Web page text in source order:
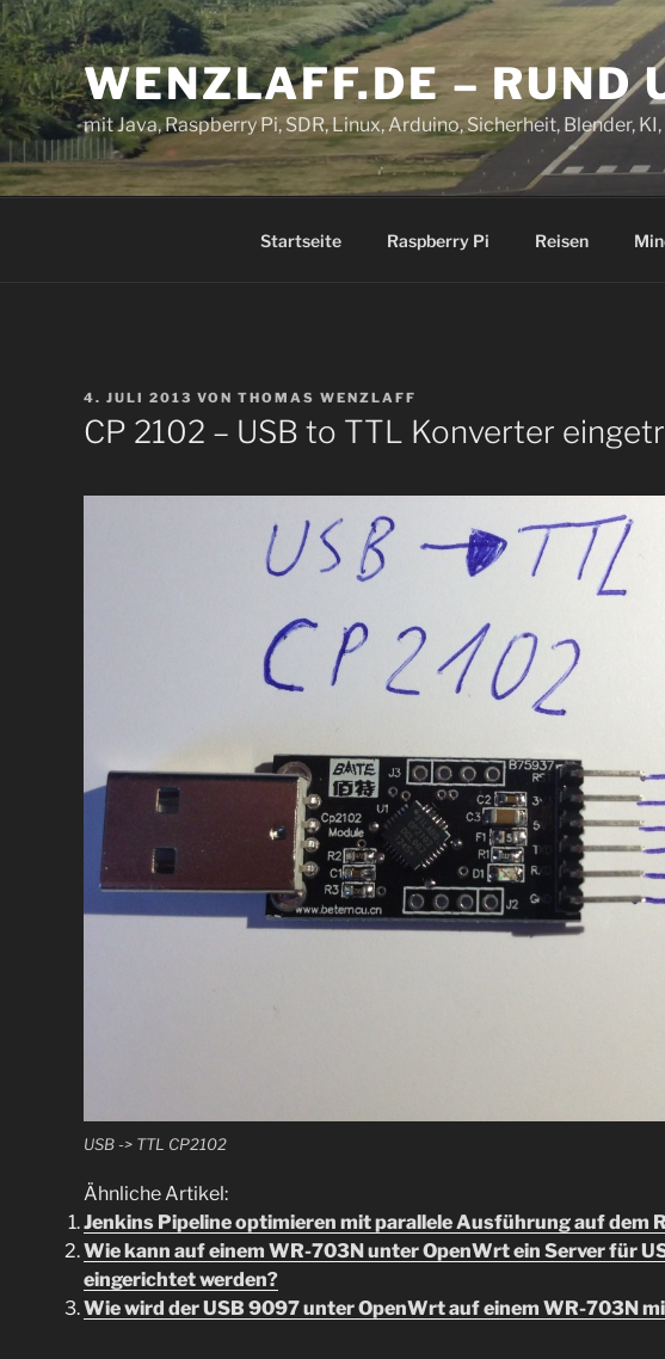
Zum
Inhalt
springen WENZLAFF.DE – RUND
mit Java, Raspberry Pi, SDR, Linux, Arduino, Sicherheit, Blender,
Startseite Raspberry Pi Reisen
VERÖFFENTLICHT
AM
4. JULI 2013 VON THOMAS WENZLAFF
CP 2102 – USB to TTL Konverter
USB -> TTL CP2102
Ähnliche Artikel:
Jenkins Pipeline optimieren mit parallele Ausführung auf dem
Wie kann auf einem WR-703N unter OpenWrt ein Server für
eingerichtet werden?
Wie wird der USB 9097 unter OpenWrt auf einem WR-703N